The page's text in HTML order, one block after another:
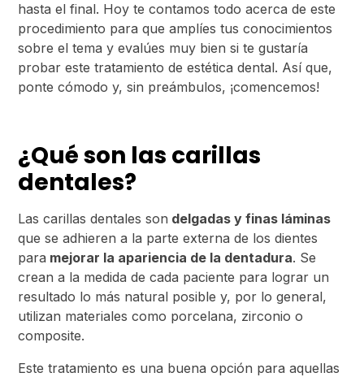
hasta el final. Hoy te contamos todo acerca de este
procedimiento para que amplíes tus conocimientos
sobre el tema y evalúes muy bien si te gustaría
probar este tratamiento de estética dental. Así que,
ponte cómodo y, sin preámbulos, ¡comencemos!
¿Qué son las carillas
dentales?
Las carillas dentales son delgadas y finas láminas
que se adhieren a la parte externa de los dientes
para mejorar la apariencia de la dentadura. Se
crean a la medida de cada paciente para lograr un
resultado lo más natural posible y, por lo general,
utilizan materiales como porcelana, zirconio o
composite.
Este tratamiento es una buena opción para aquellas